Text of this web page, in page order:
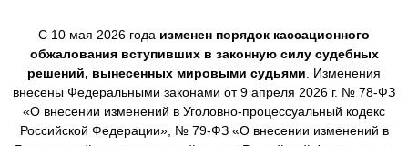
С 10 мая 2026 года изменен порядок кассационного
обжалования вступивших в законную силу судебных
решений, вынесенных мировыми судьями . Изменения
внесены Федеральными законами от 9 апреля 2026 г. № 78-ФЗ
«О внесении изменений в Уголовно-процессуальный кодекс
Российской Федерации», № 79-ФЗ «О внесении изменений в